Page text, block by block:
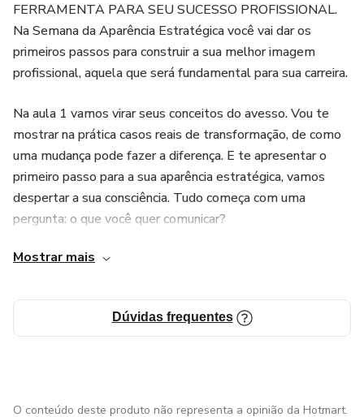
FERRAMENTA PARA SEU SUCESSO PROFISSIONAL.
Na Semana da Aparência Estratégica você vai dar os
primeiros passos para construir a sua melhor imagem
profissional, aquela que será fundamental para sua carreira.
Na aula 1 vamos virar seus conceitos do avesso. Vou te
mostrar na prática casos reais de transformação, de como
uma mudança pode fazer a diferença. E te apresentar o
primeiro passo para a sua aparência estratégica, vamos
despertar a sua consciência. Tudo começa com uma
pergunta: o que você quer comunicar?
A Semana da Aparência Estratégica é uma série de aulas
o segredo para uma comunicação visual eficiente.
Mostrar mais
Dúvidas frequentes
O conteúdo deste produto não representa a opinião da Hotmart.